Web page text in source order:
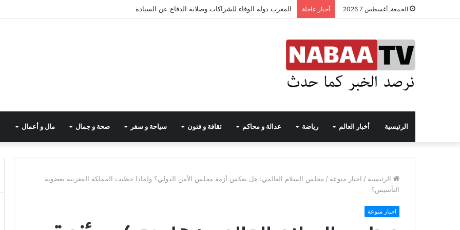
الجمعة, أغسطس 7 2026 أخبار عاجلة المغرب دولة الوفاء للشراكات وصلابة الدفاع عن السيادة
الرئيسية أخبار العالم رياضة عدالة و محاكم ثقافة و فنون سياحة و سفر صحة و جمال مال و أعمال
الرئيسية / اخبار منوعة / مجلس السلام العالمي: هل يعكس أزمة مجلس الأمن الدولي؟ ولماذا حظيت المملكة المغربية بعضوية
التأسيس؟
اخبار منوعة